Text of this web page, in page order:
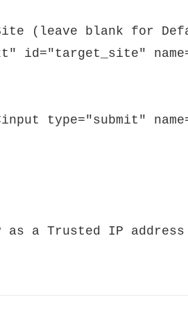
(leave blank for
id="target_site"
type="submit"
as a Trusted IP